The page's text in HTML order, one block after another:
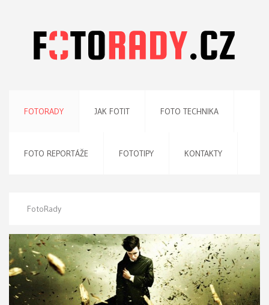
FOTORADY JAK FOTIT FOTO TECHNIKA
FOTO REPORTÁŽE FOTOTIPY KONTAKTY
FotoRady